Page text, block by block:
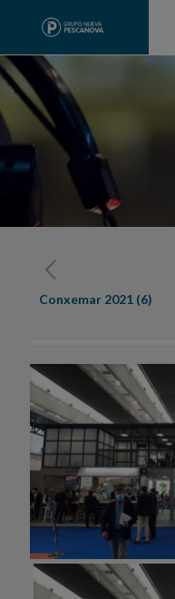
Conxemar 2021 (6)